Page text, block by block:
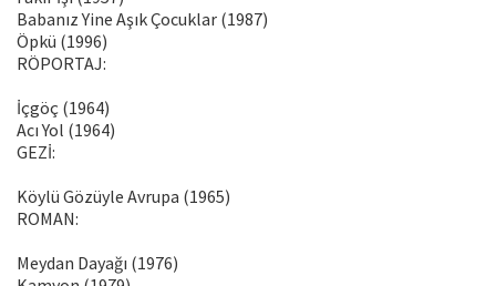
Babanız Yine Aşık Çocuklar (1987)
Öpkü (1996)
RÖPORTAJ:
İçgöç (1964)
Acı Yol (1964)
GEZİ:
Köylü Gözüyle Avrupa (1965)
ROMAN:
Meydan Dayağı (1976)